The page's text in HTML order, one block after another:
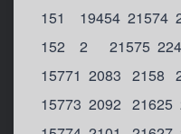
151 19454
152 2 21575
15771 2083
15773 2092